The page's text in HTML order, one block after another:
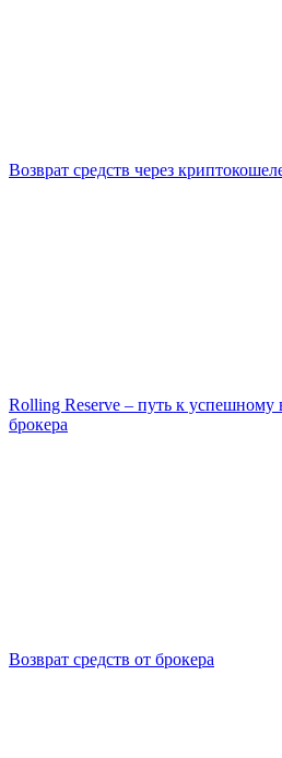
Возврат средств через
Rolling Reserve – путь к успешному
брокера
Возврат средств от брокера